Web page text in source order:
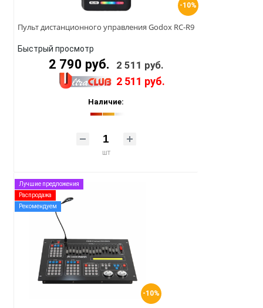
-10%
Пульт дистанционного управления Godox RC-R9
Быстрый просмотр
2 790 руб. 2 511 руб.
2 511 руб.
Наличие:
шт
-10%
Лучшие предложения
Распродажа
Рекомендуем